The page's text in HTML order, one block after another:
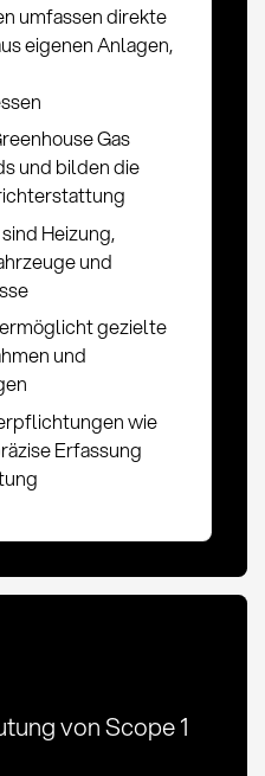
umfassen direkte
eigenen Anlagen,
Gas
und bilden die
Heizung,
und
gezielte
und
wie
Erfassung
von Scope 1